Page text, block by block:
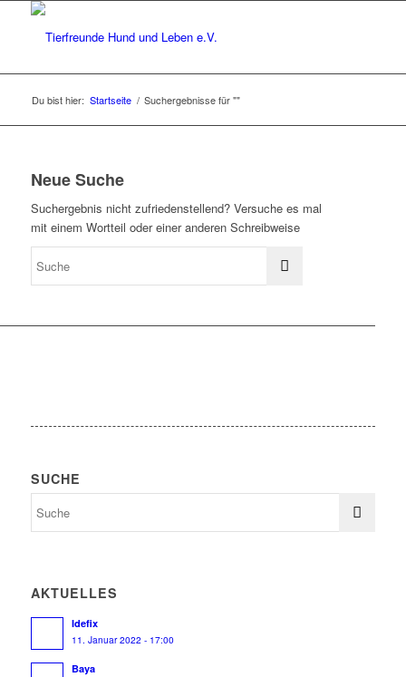
Du bist hier: Startseite / Suchergebnisse für ""
Neue Suche
Suchergebnis nicht zufriedenstellend? Versuche es mal
mit einem Wortteil oder einer anderen Schreibweise
SUCHE
AKTUELLES
Idefix
11. Januar 2022 - 17:00
Baya